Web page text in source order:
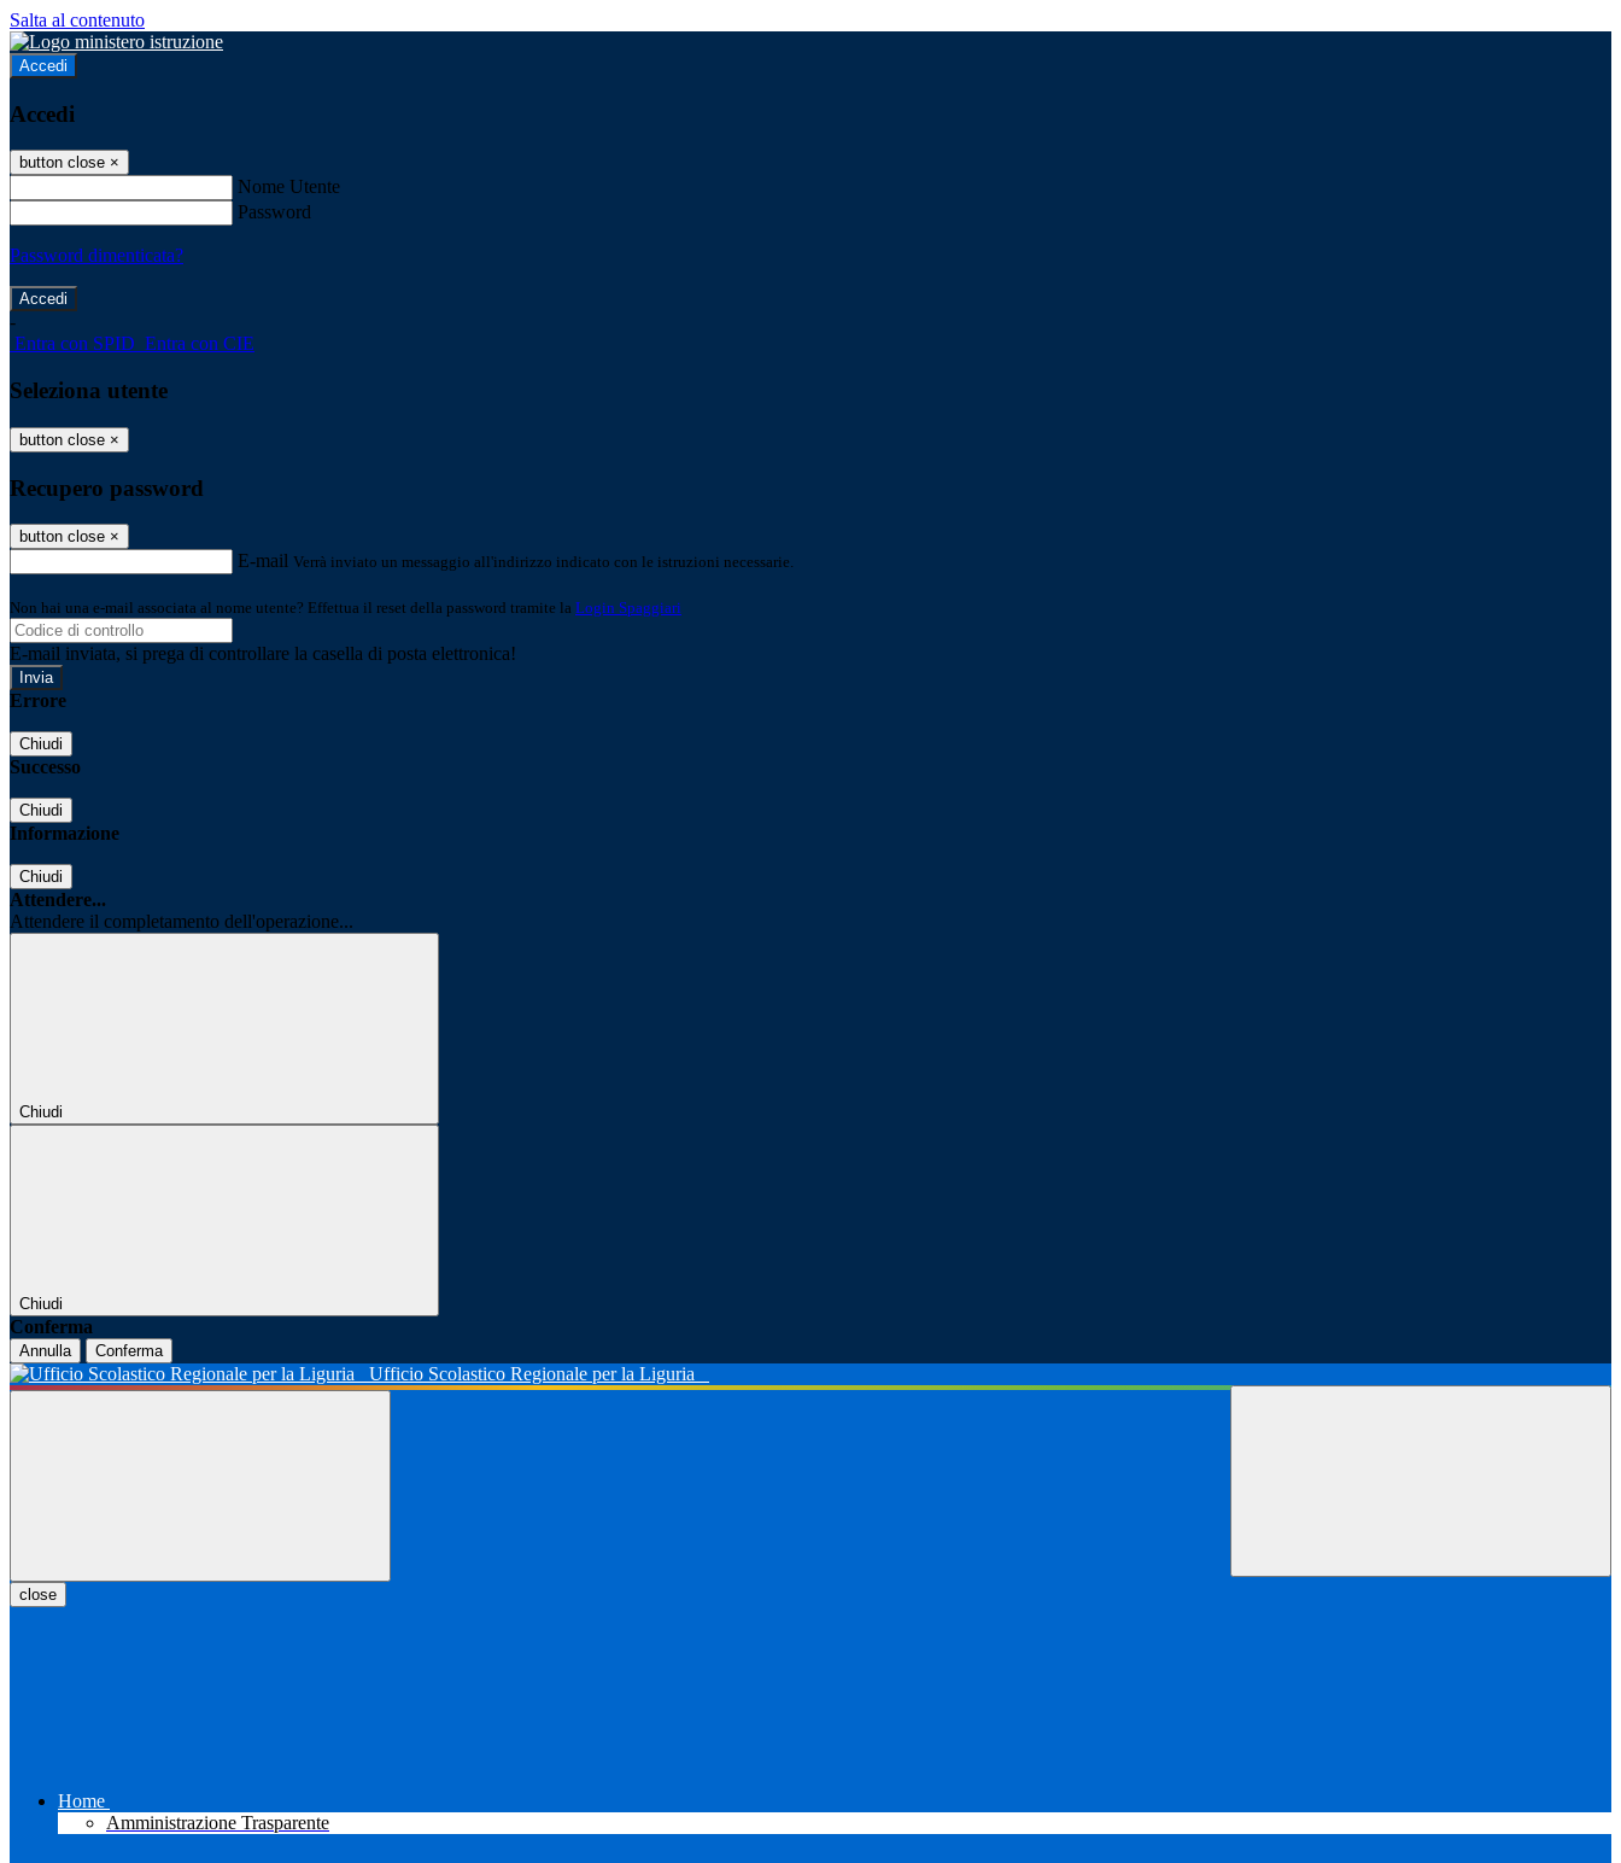
Salta al contenuto
Accedi
Accedi
button close ×
Nome Utente
Password
Password dimenticata?
-
Entra con SPID Entra con CIE
Seleziona utente
button close ×
Recupero password
button close ×
E-mail Verrà inviato un messaggio all'indirizzo indicato con le istruzioni necessarie.
Non hai una e-mail associata al nome utente? Effettua il reset della password tramite la Login Spaggiari
E-mail inviata, si prega di controllare la casella di posta elettronica!
Errore
Chiudi
Successo
Chiudi
Informazione
Chiudi
Attendere...
Attendere il completamento dell'operazione...
Chiudi
Chiudi
Conferma
Annulla Conferma
Ufficio Scolastico Regionale per la Liguria
close
Home
Amministrazione Trasparente